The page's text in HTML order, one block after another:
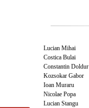
Lucian Mihai -
Costica Bulai -
Constantin
Kozsokar
Ioan Muraru -
Nicolae Popa -
Lucian Stangu